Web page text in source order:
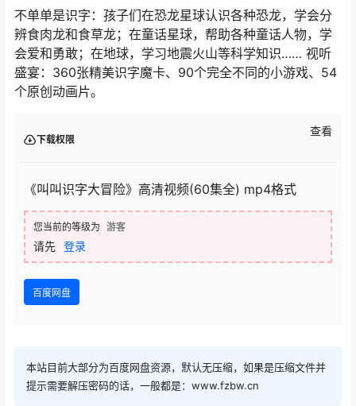
不单单是识字：孩子们在恐龙星球认识各种恐龙，学会分
辨食肉龙和食草龙；在童话星球，帮助各种童话人物，学
会爱和勇敢；在地球，学习地震火山等科学知识…… 视听
盛宴：360张精美识字魔卡、90个完全不同的小游戏、54
个原创动画片。
下载权限
查看
《叫叫识字大冒险》高清视频(60集全) mp4格式
您当前的等级为 游客
请先 登录
百度网盘
本站目前大部分为百度网盘资源，默认无压缩，如果是压缩文件并
提示需要解压密码的话，一般都是：www.fzbw.cn